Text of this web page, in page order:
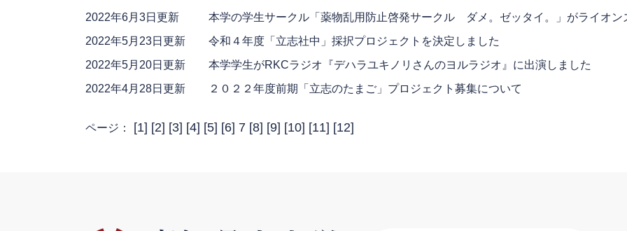
2022年6月3日更新
本学の学生サークル「薬物乱用防止啓発サークル ダメ。ゼッタイ。」がライオン
2022年5月23日更新
令和４年度「立志社中」採択プロジェクトを決定しました
2022年5月20日更新
本学学生がRKCラジオ『デハラユキノリさんのヨルラジオ』に出演しました
2022年4月28日更新
２０２２年度前期「立志のたまご」プロジェクト募集について
ページ： [1] [2] [3] [4] [5] [6] 7 [8] [9] [10] [11] [12]